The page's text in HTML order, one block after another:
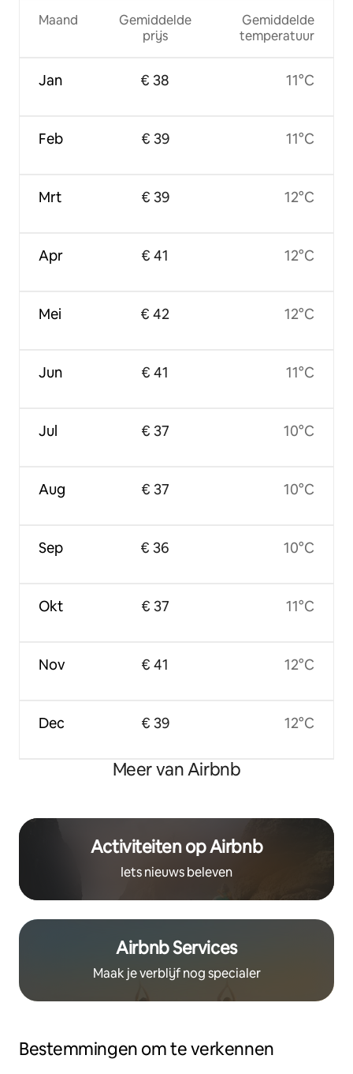
Maand
Jan
Feb
Mrt
Apr
Mei
Jun
Jul
Aug
Sep
Okt
Nov
Dec
Gemiddelde
prijs
€ 38
€ 39
€ 39
€ 41
€ 42
€ 41
€ 37
€ 37
€ 36
€ 37
€ 41
€ 39
Gemiddelde
temperatuur
11°C
11°C
12°C
12°C
12°C
11°C
10°C
10°C
10°C
11°C
12°C
12°C
Meer van Airbnb
Activiteiten op Airbnb
Iets nieuws beleven
Airbnb Services
Maak je verblijf nog specialer
Bestemmingen om te verkennen